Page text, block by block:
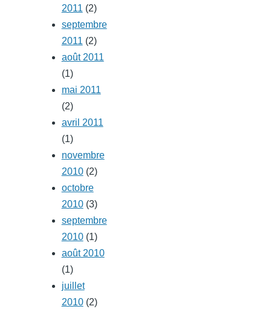
2011(2)
septembre
2011(2)
août 2011
(1)
mai 2011
(2)
avril 2011
(1)
novembre
2010(2)
octobre
2010(3)
septembre
2010(1)
août 2010
(1)
juillet
2010(2)